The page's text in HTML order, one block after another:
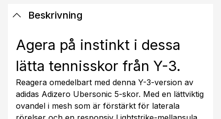
Beskrivning
Agera på instinkt i dessa
lätta tennisskor från Y-3.
Reagera omedelbart med denna Y-3-version av
adidas Adizero Ubersonic 5-skor. Med en lättviktig
ovandel i mesh som är förstärkt för laterala